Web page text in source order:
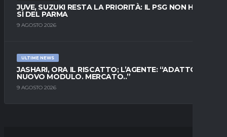
JUVE, SUZUKI RESTA LA PRIORITÀ: IL PSG NON HA IL
SÌ DEL PARMA
9 AGOSTO 2026
ULTIME NEWS
JASHARI, ORA IL RISCATTO; L’AGENTE: “ADATTO AL
NUOVO MODULO. MERCATO..”
9 AGOSTO 2026